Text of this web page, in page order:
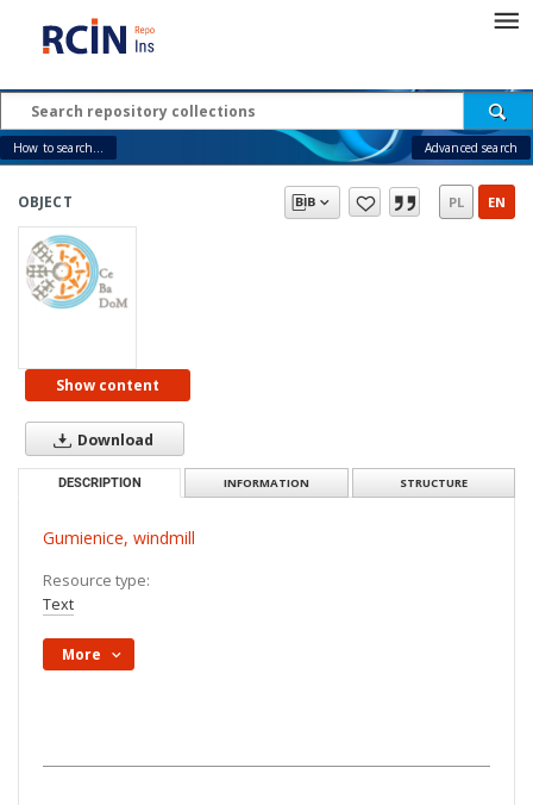
How to search... Advanced search
OBJECT PL EN
Show content
Download
DESCRIPTION INFORMATION STRUCTURE
Gumienice, windmill
Resource type:
Text
More